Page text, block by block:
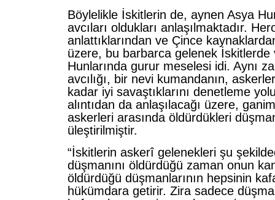
Böylelikle İskitlerin de, aynen Asya
avcıları oldukları anlaşılmaktadır.
anlattıklarından ve Çince
üzere, bu barbarca gelenek İskitlerde
Hunlarında gurur meselesi idi. Aynı
avcılığı, bir nevi kumandanın,
kadar iyi savaştıklarını denetleme
alıntıdan da anlaşılacağı üzere,
askerleri arasında öldürdükleri
üleştirilmiştir.
“İskitlerin askerî gelenekleri şu
düşmanını öldürdüğü zaman onun
öldürdüğü düşmanlarının hepsinin
hükümdara getirir. Zira sadece